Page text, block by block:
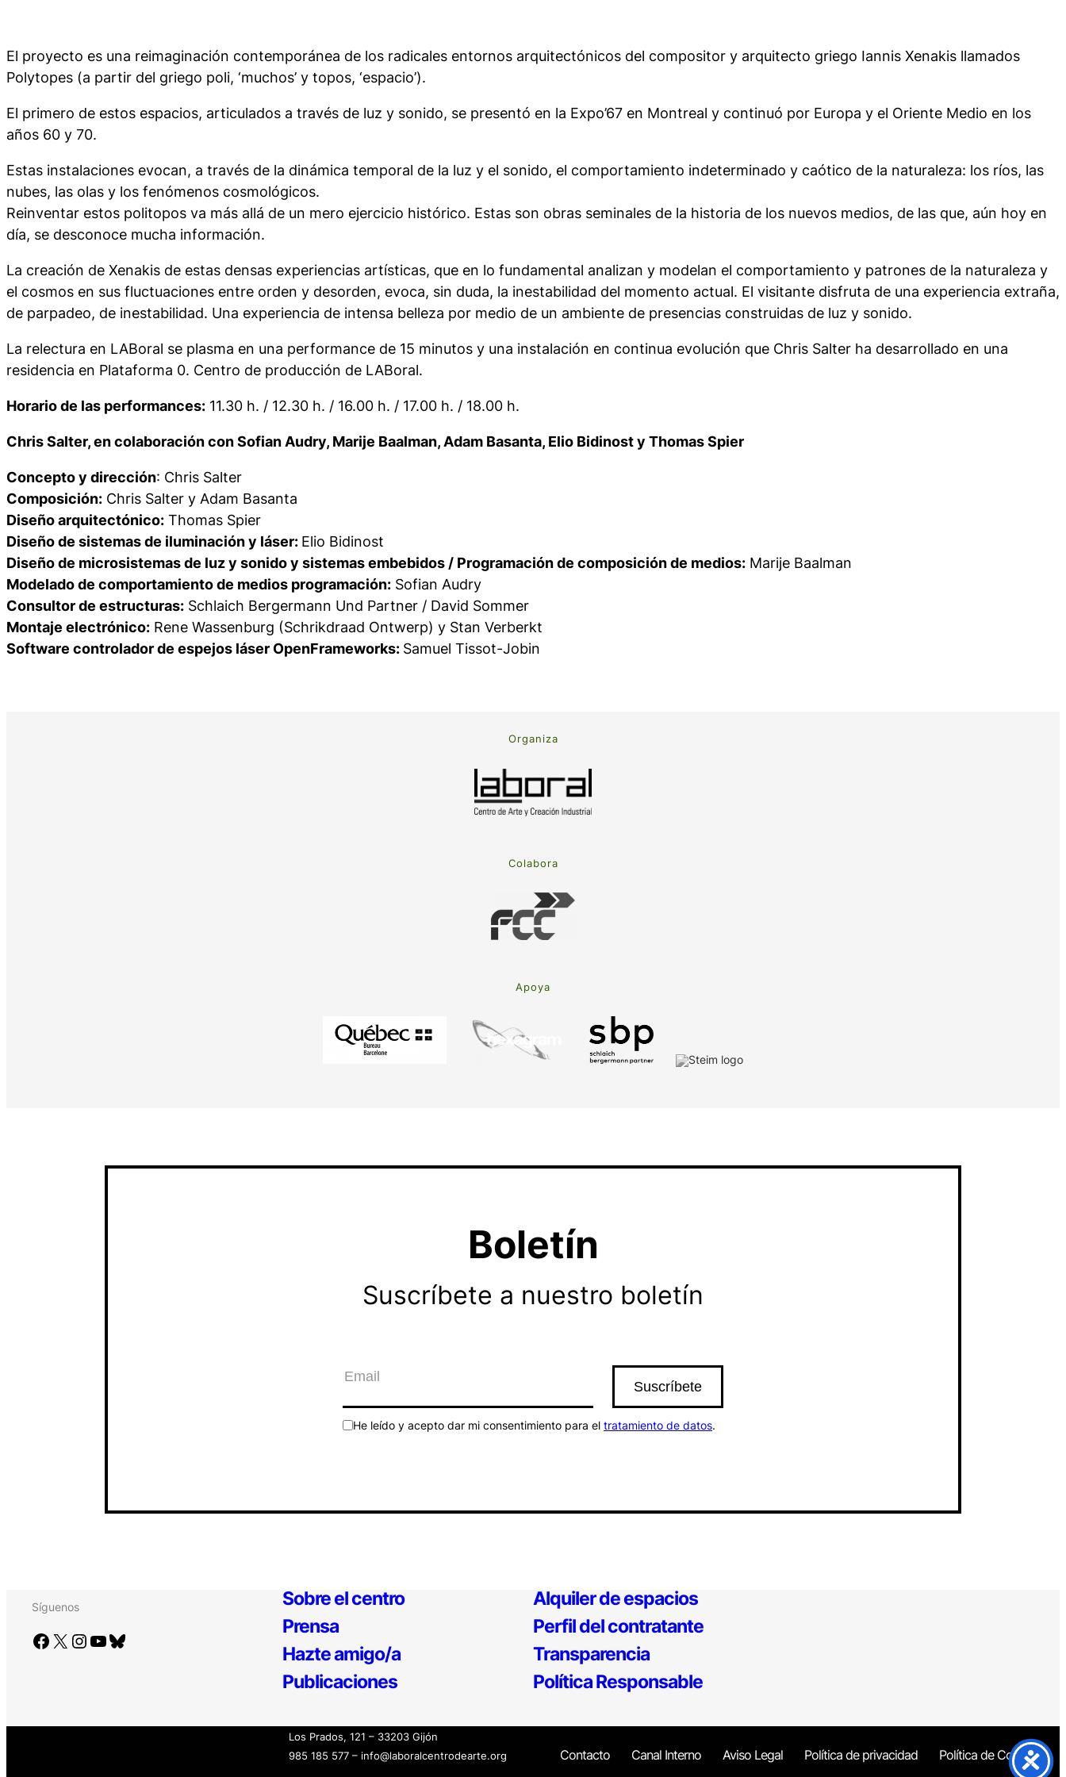
El proyecto es una reimaginación contemporánea de los radicales entornos arquitectónicos del compositor y arquitecto griego Iannis Xenakis llamados
Polytopes (a partir del griego poli, ‘muchos’ y topos, ‘espacio’).
El primero de estos espacios, articulados a través de luz y sonido, se presentó en la Expo’67 en Montreal y continuó por Europa y el Oriente Medio en los
años 60 y 70.
Estas instalaciones evocan, a través de la dinámica temporal de la luz y el sonido, el comportamiento indeterminado y caótico de la naturaleza: los ríos, las
nubes, las olas y los fenómenos cosmológicos.
Reinventar estos politopos va más allá de un mero ejercicio histórico. Estas son obras seminales de la historia de los nuevos medios, de las que, aún hoy en
día, se desconoce mucha información.
La creación de Xenakis de estas densas experiencias artísticas, que en lo fundamental analizan y modelan el comportamiento y patrones de la naturaleza y
el cosmos en sus fluctuaciones entre orden y desorden, evoca, sin duda, la inestabilidad del momento actual. El visitante disfruta de una experiencia extraña,
de parpadeo, de inestabilidad. Una experiencia de intensa belleza por medio de un ambiente de presencias construidas de luz y sonido.
La relectura en LABoral se plasma en una performance de 15 minutos y una instalación en continua evolución que Chris Salter ha desarrollado en una
residencia en Plataforma 0. Centro de producción de LABoral.
Horario de las performances: 11.30 h. / 12.30 h. / 16.00 h. / 17.00 h. / 18.00 h.
Chris Salter, en colaboración con Sofian Audry, Marije Baalman, Adam Basanta, Elio Bidinost y Thomas Spier
Concepto y dirección: Chris Salter
Composición: Chris Salter y Adam Basanta
Diseño arquitectónico: Thomas Spier
Diseño de sistemas de iluminación y láser: Elio Bidinost
Diseño de microsistemas de luz y sonido y sistemas embebidos / Programación de composición de medios: Marije Baalman
Modelado de comportamiento de medios programación: Sofian Audry
Consultor de estructuras: Schlaich Bergermann Und Partner / David Sommer
Montaje electrónico: Rene Wassenburg (Schrikdraad Ontwerp) y Stan Verberkt
Software controlador de espejos láser OpenFrameworks: Samuel Tissot-Jobin
Organiza
Colabora
Apoya
Boletín
Suscríbete a nuestro boletín
He leído y acepto dar mi consentimiento para el tratamiento de datos.
Síguenos
Facebook X Instagram YouTube Bluesky
Sobre el centro
Prensa
Hazte amigo/a
Publicaciones
Alquiler de espacios
Perfil del contratante
Transparencia
Política Responsable
Los Prados, 121 – 33203 Gijón
985 185 577 – info@laboralcentrodearte.org
Contacto Canal Interno Aviso Legal Política de privacidad Política de Cookies